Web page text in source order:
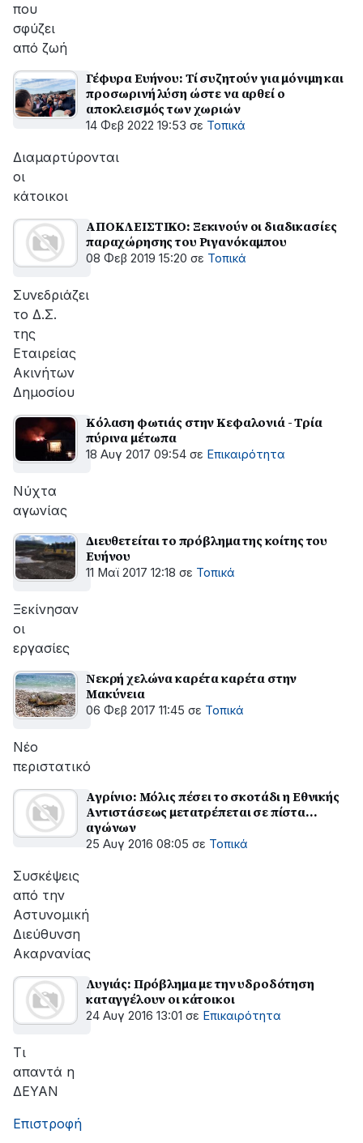
που
σφύζει
από ζωή
Γέφυρα Ευήνου: Τί συζητούν για μόνιμη και
προσωρινή λύση ώστε να αρθεί ο
αποκλεισμός των χωριών
14 Φεβ 2022 19:53 σε Τοπικά
Διαμαρτύρονται
οι
κάτοικοι
ΑΠΟΚΛΕΙΣΤΙΚΟ: Ξεκινούν οι διαδικασίες
παραχώρησης του Ριγανόκαμπου
08 Φεβ 2019 15:20 σε Τοπικά
Συνεδριάζει
το Δ.Σ.
της
Εταιρείας
Ακινήτων
Δημοσίου
Κόλαση φωτιάς στην Κεφαλονιά - Τρία
πύρινα μέτωπα
18 Αυγ 2017 09:54 σε Επικαιρότητα
Νύχτα
αγωνίας
Διευθετείται το πρόβλημα της κοίτης του
Ευήνου
11 Μαϊ 2017 12:18 σε Τοπικά
Ξεκίνησαν
οι
εργασίες
Νεκρή χελώνα καρέτα καρέτα στην
Μακύνεια
06 Φεβ 2017 11:45 σε Τοπικά
Νέο
περιστατικό
Αγρίνιο: Μόλις πέσει το σκοτάδι η Εθνικής
Αντιστάσεως μετατρέπεται σε πίστα...
αγώνων
25 Αυγ 2016 08:05 σε Τοπικά
Συσκέψεις
από την
Αστυνομική
Διεύθυνση
Ακαρνανίας
Λυγιάς: Πρόβλημα με την υδροδότηση
καταγγέλουν οι κάτοικοι
24 Αυγ 2016 13:01 σε Επικαιρότητα
Τι
απαντά η
ΔΕΥΑΝ
Επιστροφή